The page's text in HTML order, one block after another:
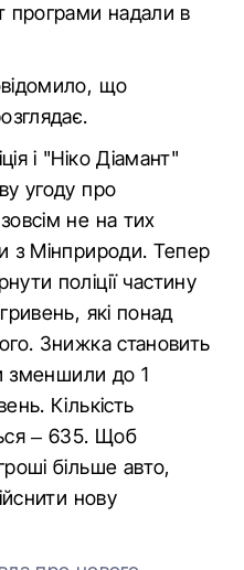
програми надали в
що
і "Ніко Діамант"
угоду про
не на тих
з Мінприроди. Тепер
поліції частину
які понад
Знижка становить
зменшили до 1
Кількість
– 635. Щоб
більше авто,
нову